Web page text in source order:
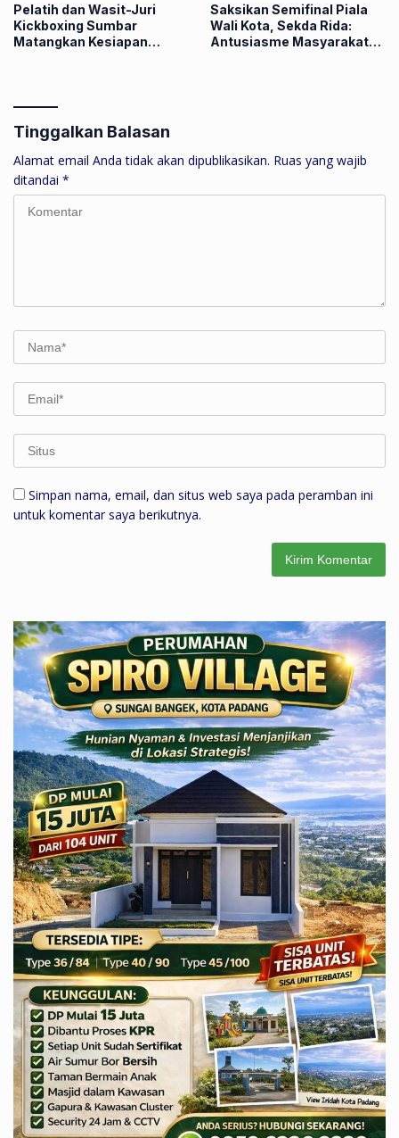
Pelatih dan Wasit-Juri
Kickboxing Sumbar
Matangkan Kesiapan
Saksikan Semifinal Piala
Wali Kota, Sekda Rida:
Antusiasme Masyarakat
Tinggalkan Balasan
Alamat email Anda tidak akan dipublikasikan. Ruas yang wajib
ditandai *
Simpan nama, email, dan situs web saya pada peramban ini
untuk komentar saya berikutnya.